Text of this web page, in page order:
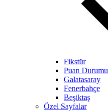
Fikstür
Puan Durumu
Galatasaray
Fenerbahçe
Beşiktaş
Özel Sayfalar